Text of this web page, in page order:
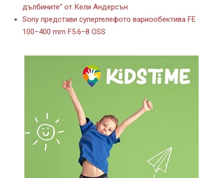
дълбините“ от Кели Андерсън
Sony представи супертелефото вариообектива FE
100–400 mm F5.6–8 OSS